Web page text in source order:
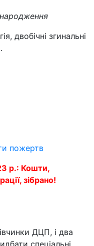
двобічні згинальні
пожертв
р.: Кошти,
зібрано!
ДЦП, і два
спеціальні